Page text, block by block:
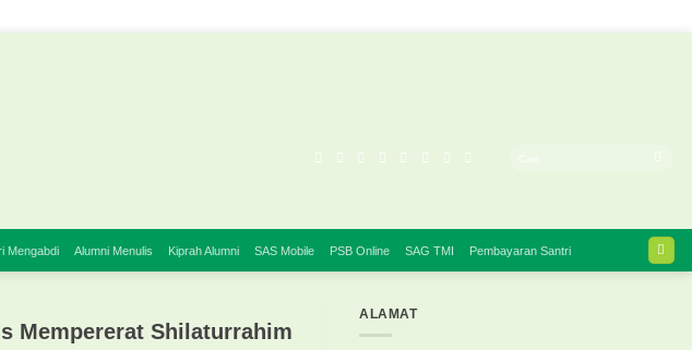
Mengabdi Alumni Menulis Kiprah Alumni SAS Mobile PSB Online SAG TMI Pembayaran Santri
Mempererat Shilaturrahim
ALAMAT